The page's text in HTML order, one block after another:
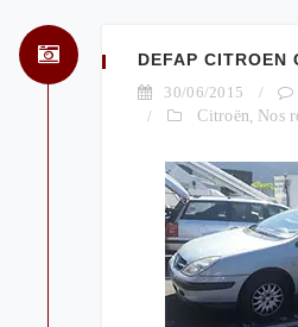
DEFAP CITROEN
30/06/2015 /
/
Citroën, Nos